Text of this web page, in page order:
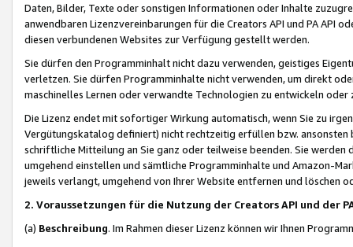
Daten, Bilder, Texte oder sonstigen Informationen oder Inhalte
anwendbaren Lizenzvereinbarungen für die Creators API und PA API
diesen verbundenen Websites zur Verfügung gestellt werden.
Sie dürfen den Programminhalt nicht dazu verwenden, geistiges
verletzen. Sie dürfen Programminhalte nicht verwenden, um direkt
maschinelles Lernen oder verwandte Technologien zu entwickeln
Die Lizenz endet mit sofortiger Wirkung automatisch, wenn Sie zu
Vergütungskatalog definiert) nicht rechtzeitig erfüllen bzw. ansonsten
schriftliche Mitteilung an Sie ganz oder teilweise beenden. Sie werden
umgehend einstellen und sämtliche Programminhalte und Amazon-
jeweils verlangt, umgehend von Ihrer Website entfernen und löschen
2. Voraussetzungen für die Nutzung der Creators API und der
(a) Beschreibung. Im Rahmen dieser Lizenz können wir Ihnen